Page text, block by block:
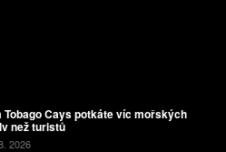
Tobago Cays potkáte víc mořských
než turistů
2026